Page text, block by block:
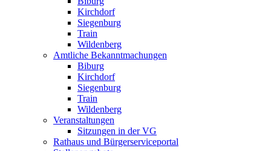
Kirchdorf
Siegenburg
Train
Wildenberg
Amtliche Bekanntmachungen
Biburg
Kirchdorf
Siegenburg
Train
Wildenberg
Veranstaltungen
Sitzungen in der VG
Rathaus und Bürgerserviceportal